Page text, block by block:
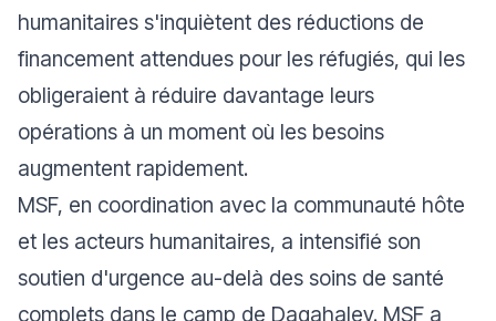
humanitaires s'inquiètent des réductions de
financement attendues pour les réfugiés, qui les
obligeraient à réduire davantage leurs
opérations à un moment où les besoins
augmentent rapidement.
MSF, en coordination avec la communauté hôte
et les acteurs humanitaires, a intensifié son
soutien d'urgence au-delà des soins de santé
complets dans le camp de Dagahaley. MSF a